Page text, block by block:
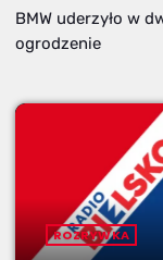
BMW uderzyło w
ogrodzenie
ROZRYWKA